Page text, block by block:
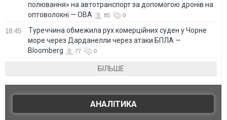
полювання» на автотранспорт за допомогою дронів на
оптоволокні — ОВА
85 0
18:45
Туреччина обмежила рух комерційних суден у Чорне
море через Дарданелли через атаки БПЛА —
Bloomberg
77 0
БІЛЬШЕ
АНАЛІТИКА